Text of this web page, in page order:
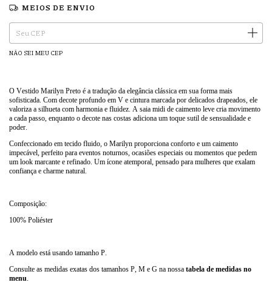
MEIOS DE ENVIO
Entregas para o CEP: ALTERAR CEP
NÃO SEI MEU CEP
O Vestido Marilyn Preto é a tradução da elegância clássica em sua forma mais
sofisticada. Com decote profundo em V e cintura marcada por delicados drapeados, ele
valoriza a silhueta com harmonia e fluidez. A saia midi de caimento leve cria movimento
a cada passo, enquanto o decote nas costas adiciona um toque sutil de sensualidade e
poder.
Confeccionado em tecido fluido, o Marilyn proporciona conforto e um caimento
impecável, perfeito para eventos noturnos, ocasiões especiais ou momentos que pedem
um look marcante e refinado. Um ícone atemporal, pensado para mulheres que exalam
confiança e charme natural.
Composição:
100% Poliéster
A modelo está usando tamanho P.
Consulte as medidas exatas dos tamanhos P, M e G na nossa tabela de medidas no
menu.